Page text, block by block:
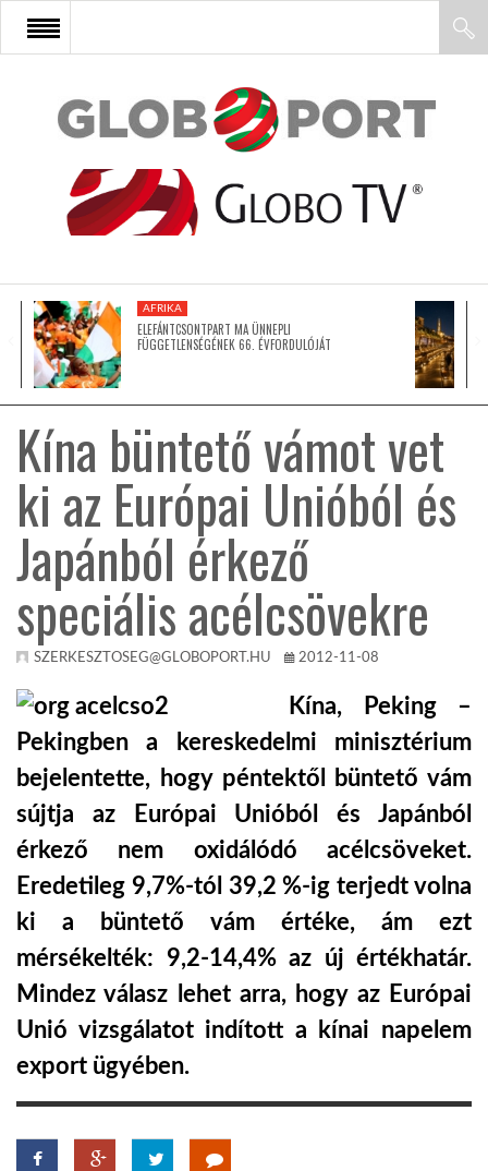
FŐOLDAL
AFRIKA
ÁZSIA
LATIN-AMERIKA
KÖZEL-KELET
AUSZTRÁLIA
MÉDIA
GLOBOTV BP
HÍR3D
TROPICALMAGAZIN
AFRIKA TUDÁSTÁR
AFRIKA
ELEFÁNTCSONTPART MA ÜNNEPLI
FÜGGETLENSÉGÉNEK 66. ÉVFORDULÓJÁT
Kína büntető vámot vet
ki az Európai Unióból és
Japánból érkező
speciális acélcsövekre
SZERKESZTOSEG@GLOBOPORT.HU 2012-11-08
Kína, Peking –
Pekingben a kereskedelmi minisztérium
bejelentette, hogy péntektől büntető vám
sújtja az Európai Unióból és Japánból
érkező nem oxidálódó acélcsöveket.
Eredetileg 9,7%-tól 39,2 %-ig terjedt volna
ki a büntető vám értéke, ám ezt
mérsékelték: 9,2-14,4% az új értékhatár.
Mindez válasz lehet arra, hogy az Európai
Unió vizsgálatot indított a kínai napelem
export ügyében.